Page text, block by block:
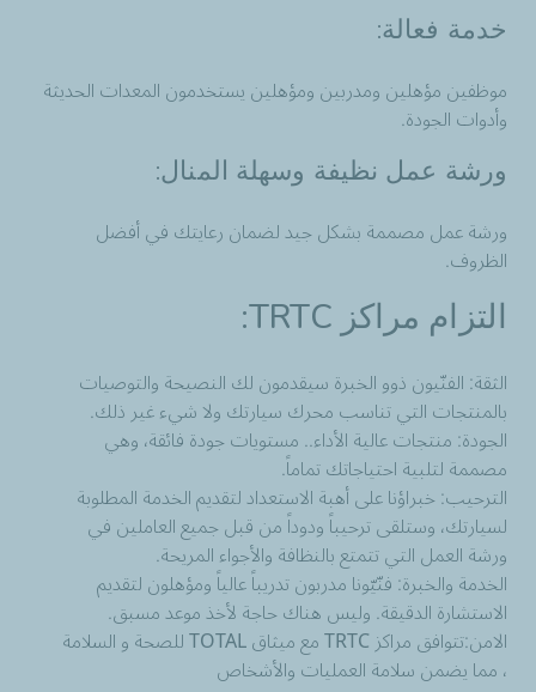
خدمة فعالة:
موظفين مؤهلين ومدربين ومؤهلين يستخدمون المعدات الحديثة
وأدوات الجودة.
ورشة عمل نظيفة وسهلة المنال:
ورشة عمل مصممة بشكل جيد لضمان رعايتك في أفضل
الظروف.
التزام مراكز TRTC:
الثقة: الفنّيون ذوو الخبرة سيقدمون لك النصيحة والتوصيات
بالمنتجات التي تناسب محرك سيارتك ولا شيء غير ذلك.
الجودة: منتجات عالية الأداء.. مستويات جودة فائقة، وهي
مصممة لتلبية احتياجاتك تماماً.
الترحيب: خبراؤنا على أهبة الاستعداد لتقديم الخدمة المطلوبة
لسيارتك، وستلقى ترحيباً ودوداً من قبل جميع العاملين في
ورشة العمل التي تتمتع بالنظافة والأجواء المريحة.
الخدمة والخبرة: فنّيّونا مدربون تدريباً عالياً ومؤهلون لتقديم
الاستشارة الدقيقة. وليس هناك حاجة لأخذ موعد مسبق.
الامن:تتوافق مراكز TRTC مع ميثاق TOTAL للصحة و السلامة
، مما يضمن سلامة العمليات والأشخاص